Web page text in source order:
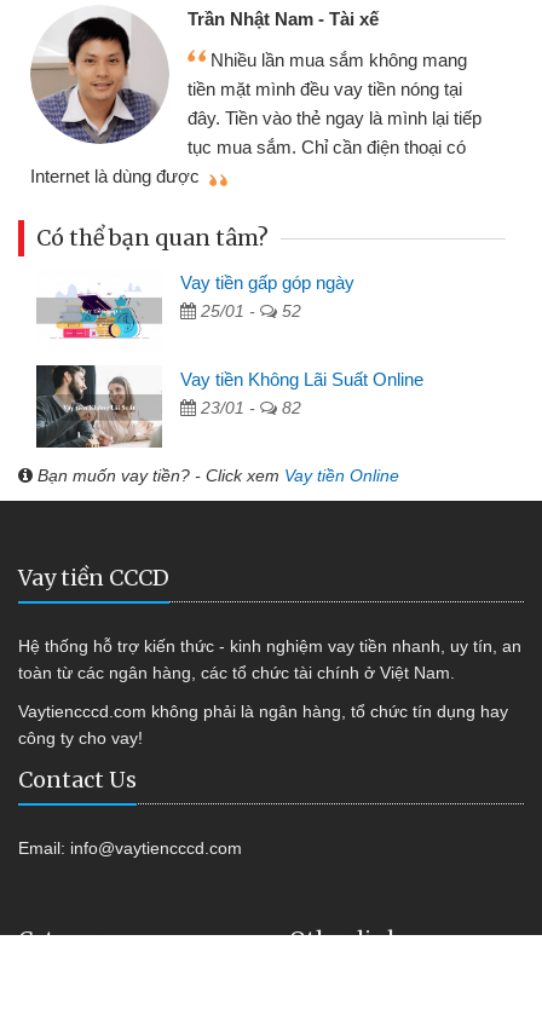
Trần Nhật Nam - Tài xế
Nhiều lần mua sắm không mang
tiền mặt mình đều vay tiền nóng tại
đây. Tiền vào thẻ ngay là mình lại tiếp
tục mua sắm. Chỉ cần điện thoại có
Internet là dùng được
Có thể bạn quan tâm?
Vay tiền gấp góp ngày
25/01 - 52
Vay tiền Không Lãi Suất Online
23/01 - 82
Bạn muốn vay tiền? - Click xem Vay tiền Online
Vay tiền CCCD
Hệ thống hỗ trợ kiến thức - kinh nghiệm vay tiền nhanh, uy tín, an
toàn từ các ngân hàng, các tổ chức tài chính ở Việt Nam.
Vaytiencccd.com không phải là ngân hàng, tổ chức tín dụng hay
công ty cho vay!
Contact Us
Email: info@vaytiencccd.com
Category Other link